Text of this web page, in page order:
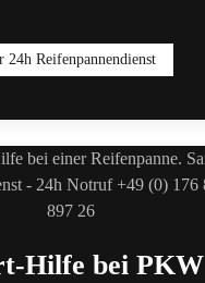
24h Reifenpannendienst
Hilfe bei PKW